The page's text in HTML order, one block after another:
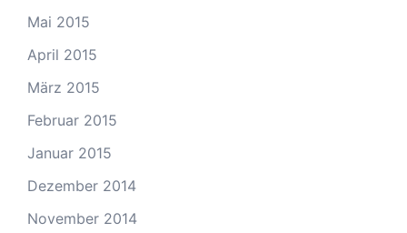
Mai 2015
April 2015
März 2015
Februar 2015
Januar 2015
Dezember 2014
November 2014